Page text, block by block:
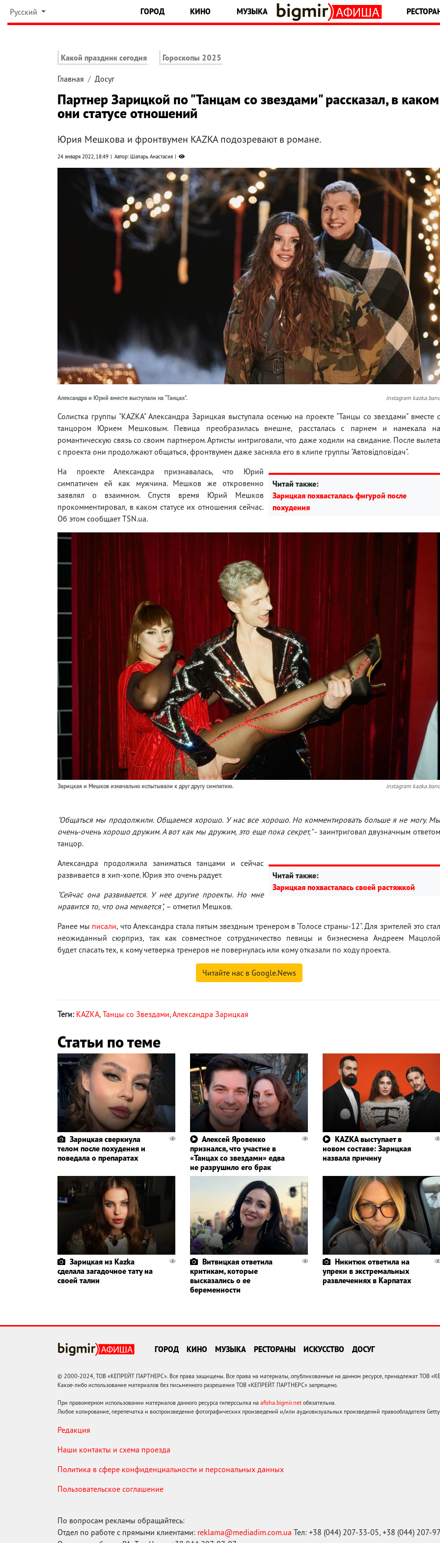
Русский ГОРОД КИНО МУЗЫКА
Какой праздник сегодня Гороскопы 2025
Главная Досуг
Партнер Зарицкой по "Танцам со звездами" рассказал, в каком
они статусе отношений
Юрия Мешкова и фронтвумен KAZKA подозревают в романе.
24 января 2022, 18:49 Автор: Шапарь Анастасия
Александра и Юрий вместе выступали на "Танцах". instagram kazka.band
Солистка группы "KAZKA" Александра Зарицкая выступала осенью на проекте "Танцы со звездами" вместе с
танцором Юрием Мешковым. Певица преобразилась внешне, рассталась с парнем и намекала на
романтическую связь со своим партнером. Артисты интриговали, что даже ходили на свидание. После вылета
с проекта они продолжают общаться, фронтвумен даже засняла его в клипе группы "Автовідповідач".
Читай также:
Зарицкая похвасталась фигурой после
похудения
На проекте Александра признавалась, что Юрий
симпатичен ей как мужчина. Мешков же откровенно
заявлял о взаимном. Спустя время Юрий Мешков
прокомментировал, в каком статусе их отношения сейчас.
Об этом сообщает TSN.ua.
Зарицкая и Мешков изначально испытывали к друг другу симпатию. instagram kazka.band
"Общаться мы продолжили. Общаемся хорошо. У нас все хорошо. Но комментировать больше я не могу. Мы
очень-очень хорошо дружим. А вот как мы дружим, это еще пока секрет,"- заинтриговал двузначным
танцор.
Читай также:
Зарицкая похвасталась своей растяжкой
Александра продолжила заниматься танцами и сейчас
развивается в хип-хопе. Юрия это очень радует.
"Сейчас она развивается. У нее другие проекты. Но мне
нравится то, что она меняется", – отметил Мешков.
Ранее мы писали, что Александра стала пятым звездным тренером в "Голосе страны-12". Для зрителей это
неожиданный сюрприз, так как совместное сотрудничество певицы и бизнесмена Андреем Мацолой
будет спасать тех, к кому четверка тренеров не повернулась или кому отказали по ходу проекта.
Читайте нас в Google.News
Теги: KAZKA, Танцы со Звездами,Александра Зарицкая
Статьи по теме
Зарицкая сверкнула
телом после похудения и
поведала о препаратах
Алексей Яровенко
признался, что участие в
«Танцах со звездами» едва
не разрушило его брак
KAZKA выступает в
новом составе: Зарицкая
назвала причину
Зарицкая из Kazka
сделала загадочное тату на
своей талии
Витвицкая ответила
критикам, которые
высказались о ее
беременности
Никитюк ответила на
упреки в экстремальных
развлечениях в Карпатах
ГОРОД КИНО МУЗЫКА РЕСТОРАНЫ ИСКУССТВО ДОСУГ
© 2000-2024, ТОВ «КЕПРЕЙТ ПАРТНЕРС». Все права защищены. Все права на материалы, опубликованные на данном ресурсе, принадлежат ТОВ
Какое-либо использование материалов без письменного разрешения ТОВ «КЕПРЕЙТ ПАРТНЕРС» запрещено.
При правомерном использовании материалов данного ресурса гиперссылка на afisha.bigmir.net обязательна.
Любое копирование, перепечатка и воспроизведение фотографических произведений и/или аудиовизуальных произведений правообладателя
Редакция
Наши контакты и схема проезда
Политика в сфере конфиденциальности и персональных данных
Пользовательское соглашение
По вопросам рекламы обращайтесь:
Отдел по работе с прямыми клиентами: reklama@mediadim.com.ua Тел: +38 (044) 207-33-05, +38 (044) 207-